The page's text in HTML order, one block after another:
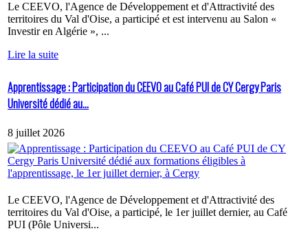
Le CEEVO, l'Agence de Développement et d'Attractivité des
territoires du Val d'Oise, a participé et est intervenu au Salon «
Investir en Algérie », ...
Lire la suite
Apprentissage : Participation du CEEVO au Café PUI de CY Cergy Paris
Université dédié au...
8 juillet 2026
Le CEEVO, l'Agence de Développement et d'Attractivité des
territoires du Val d'Oise, a participé, le 1er juillet dernier, au Café
PUI (Pôle Universi...